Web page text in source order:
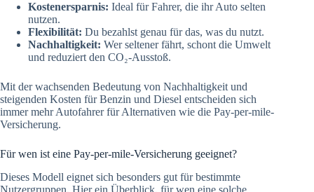
Kostenersparnis: Ideal für Fahrer, die ihr Auto selten
nutzen.
Flexibilität: Du bezahlst genau für das, was du nutzt.
Nachhaltigkeit: Wer seltener fährt, schont die Umwelt
und reduziert den CO₂-Ausstoß.
Mit der wachsenden Bedeutung von Nachhaltigkeit und
steigenden Kosten für Benzin und Diesel entscheiden sich
immer mehr Autofahrer für Alternativen wie die Pay-per-mile-
Versicherung.
Für wen ist eine Pay-per-mile-Versicherung geeignet?
Dieses Modell eignet sich besonders gut für bestimmte
Nutzergruppen. Hier ein Überblick, für wen eine solche